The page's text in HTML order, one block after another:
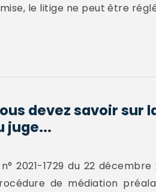
le litige ne peut être
devez savoir
juge...
2021-1729 du 22
de médiation